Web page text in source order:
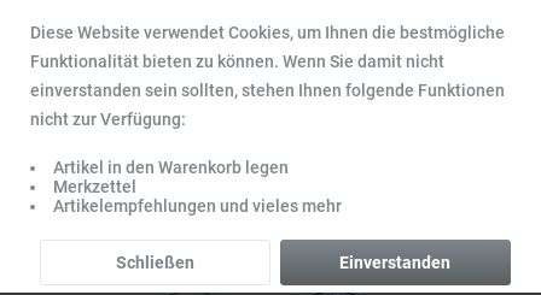
Diese Website verwendet Cookies, um Ihnen die bestmögliche
Funktionalität bieten zu können. Wenn Sie damit nicht
einverstanden sein sollten, stehen Ihnen folgende Funktionen
nicht zur Verfügung:
Artikel in den Warenkorb legen
Merkzettel
Artikelempfehlungen und vieles mehr
Einverstanden
Schließen